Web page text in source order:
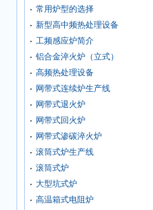
常用炉型的选择
新型高中频热处理设备
工频感应炉简介
铝合金淬火炉（立式）
高频热处理设备
网带式连续炉生产线
网带式退火炉
网带式回火炉
网带式渗碳淬火炉
滚筒式炉生产线
滚筒式炉
大型坑式炉
高温箱式电阻炉